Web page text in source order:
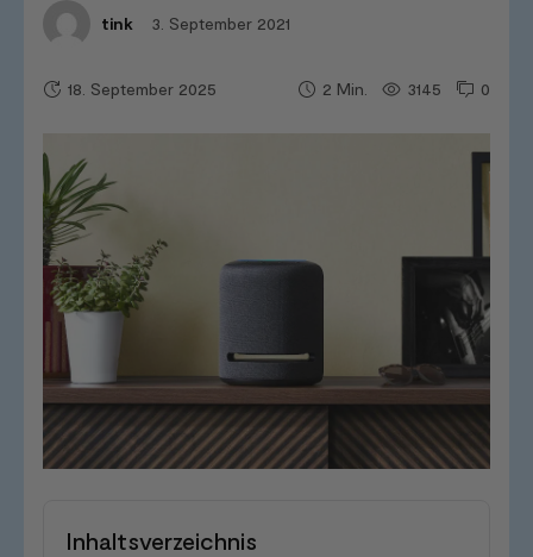
tink 3. September 2021
0
3145
2 Min.
18. September 2025
Inhaltsverzeichnis